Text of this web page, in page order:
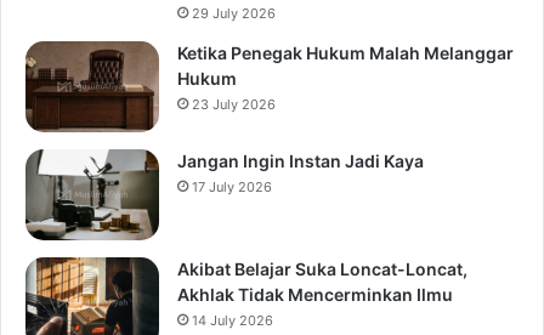
29 July 2026
Ketika Penegak Hukum Malah Melanggar
Hukum
23 July 2026
Jangan Ingin Instan Jadi Kaya
17 July 2026
Akibat Belajar Suka Loncat-Loncat,
Akhlak Tidak Mencerminkan Ilmu
14 July 2026